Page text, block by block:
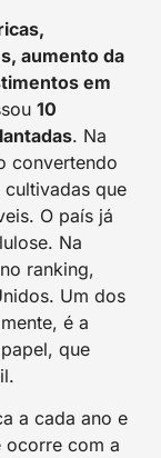
aumento da
em
10
. Na
convertendo
que
O país já
Na
ranking,
Um dos
é a
que
a cada ano e
ocorre com a